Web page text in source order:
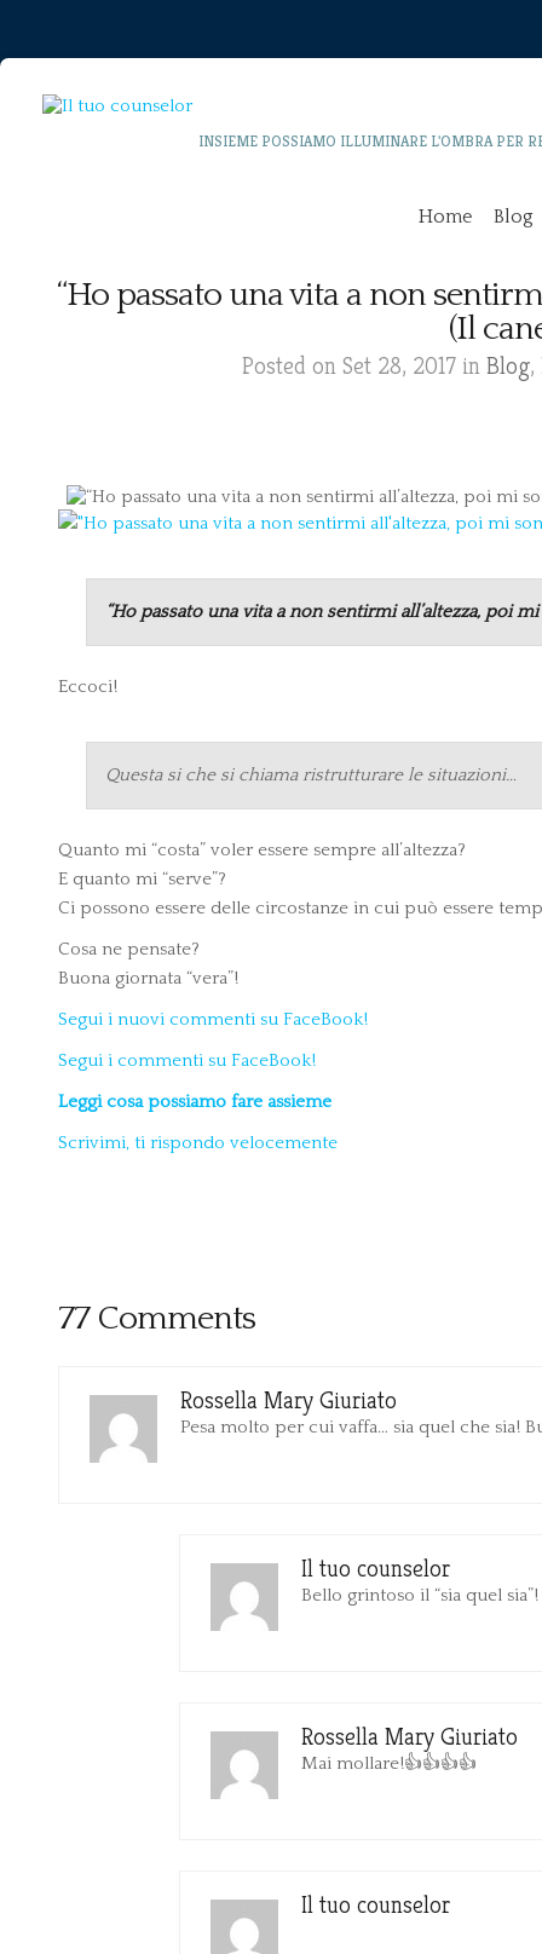
INSIEME POSSIAMO ILLUMINARE L'OMBRA PER
Home Blog
“Ho passato una vita a non
(Il
Posted on Set 28, 2017 in Blog,
“Ho passato una vita a non sentirmi all’altezza, poi
Eccoci!
Questa si che si chiama ristrutturare le situazioni…
Quanto mi “costa” voler essere sempre all’altezza?
E quanto mi “serve”?
Ci possono essere delle circostanze in cui può essere
Cosa ne pensate?
Buona giornata “vera”!
Segui i nuovi commenti su FaceBook!
Segui i commenti su FaceBook!
Leggi cosa possiamo fare assieme
Scrivimi, ti rispondo velocemente
77 Comments
Rossella Mary Giuriato
Pesa molto per cui vaffa… sia quel che sia!
Il tuo counselor
Bello grintoso il “sia quel
Rossella Mary Giuriato
Mai mollare!👍👍👍👍
Il tuo counselor